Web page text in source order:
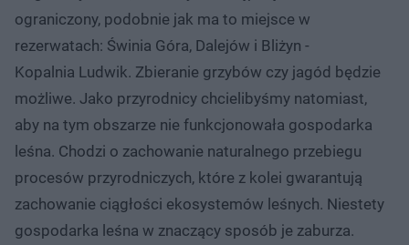
ograniczony, podobnie jak ma to miejsce w
rezerwatach: Świnia Góra, Dalejów i Bliżyn -
Kopalnia Ludwik. Zbieranie grzybów czy jagód będzie
możliwe. Jako przyrodnicy chcielibyśmy natomiast,
aby na tym obszarze nie funkcjonowała gospodarka
leśna. Chodzi o zachowanie naturalnego przebiegu
procesów przyrodniczych, które z kolei gwarantują
zachowanie ciągłości ekosystemów leśnych. Niestety
gospodarka leśna w znaczący sposób je zaburza.